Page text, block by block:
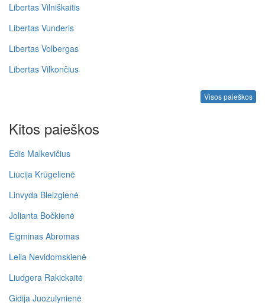
Libertas Vilniškaitis
Libertas Vunderis
Libertas Volbergas
Libertas Vilkončius
Visos paieškos
Kitos paieškos
Edis Malkevičius
Liucija Krūgelienė
Linvyda Bleizgienė
Jolianta Bočkienė
Eigminas Abromas
Leila Nevidomskienė
Liudgera Rakickaitė
Gidija Juozulynienė